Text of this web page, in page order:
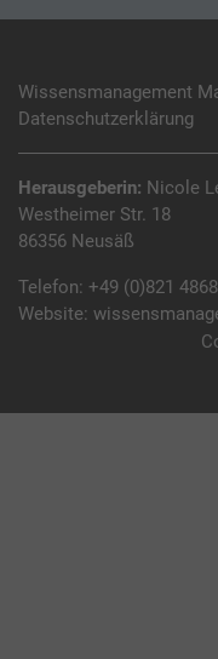
Wissensmanagement
Datenschutzerklärung
Herausgeberin: Nicole
Westheimer Str. 18
86356 Neusäß
Telefon: +49 (0)821
Website: